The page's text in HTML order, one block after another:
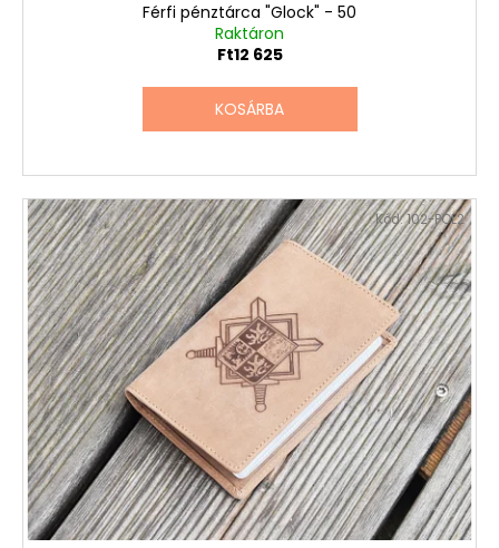
Férfi pénztárca "Glock" - 50
Raktáron
Ft12 625
KOSÁRBA
Kód:102-POL2